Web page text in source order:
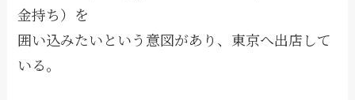
金持ち）を
囲い込みたいという意図があり、東京へ出店して
いる。